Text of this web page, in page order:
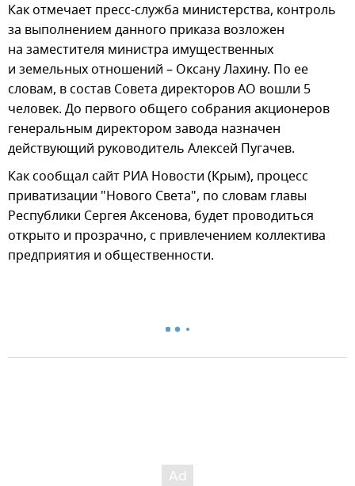
Как отмечает пресс-служба министерства, контроль
за выполнением данного приказа возложен
на заместителя министра имущественных
и земельных отношений – Оксану Лахину. По ее
словам, в состав Совета директоров АО вошли 5
человек. До первого общего собрания акционеров
генеральным директором завода назначен
действующий руководитель Алексей Пугачев.
Как сообщал сайт РИА Новости (Крым), процесс
приватизации "Нового Света", по словам главы
Республики Сергея Аксенова, будет проводиться
открыто и прозрачно, с привлечением коллектива
предприятия и общественности.